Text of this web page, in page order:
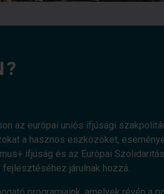
az európai uniós ifjúsági
a hasznos eszközöket,
ifjúság és az Európai
járulnak hozzá.